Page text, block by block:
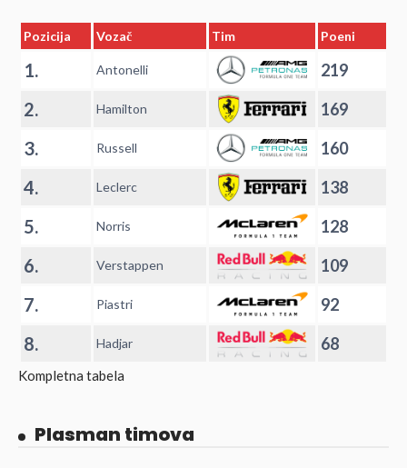
Pozicija Vozač Tim Poeni
1. Antonelli 219
2. Hamilton 169
3. Russell 160
4. Leclerc 138
5. Norris 128
6. Verstappen 109
7. Piastri 92
8. Hadjar 68
Kompletna tabela
Plasman timova